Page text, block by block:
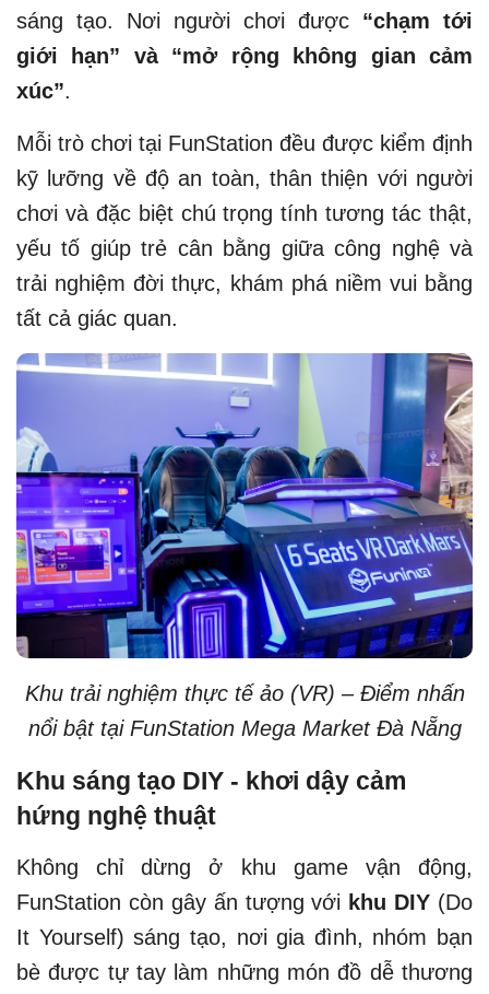
sáng tạo. Nơi người chơi được “chạm tới
giới hạn” và “mở rộng không gian cảm
xúc”.
Mỗi trò chơi tại FunStation đều được kiểm định
kỹ lưỡng về độ an toàn, thân thiện với người
chơi và đặc biệt chú trọng tính tương tác thật,
yếu tố giúp trẻ cân bằng giữa công nghệ và
trải nghiệm đời thực, khám phá niềm vui bằng
tất cả giác quan.
Khu trải nghiệm thực tế ảo (VR) – Điểm nhấn
nổi bật tại FunStation Mega Market Đà Nẵng
Khu sáng tạo DIY - khơi dậy cảm
hứng nghệ thuật
Không chỉ dừng ở khu game vận động,
FunStation còn gây ấn tượng với khu DIY (Do
It Yourself) sáng tạo, nơi gia đình, nhóm bạn
bè được tự tay làm những món đồ dễ thương